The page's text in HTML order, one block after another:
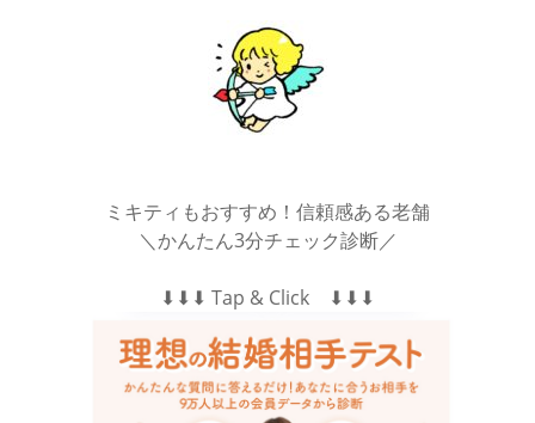
ミキティもおすすめ！信頼感ある老舗
＼かんたん3分チェック診断／
⬇︎⬇︎⬇︎ Tap & Click ⬇︎⬇︎⬇︎